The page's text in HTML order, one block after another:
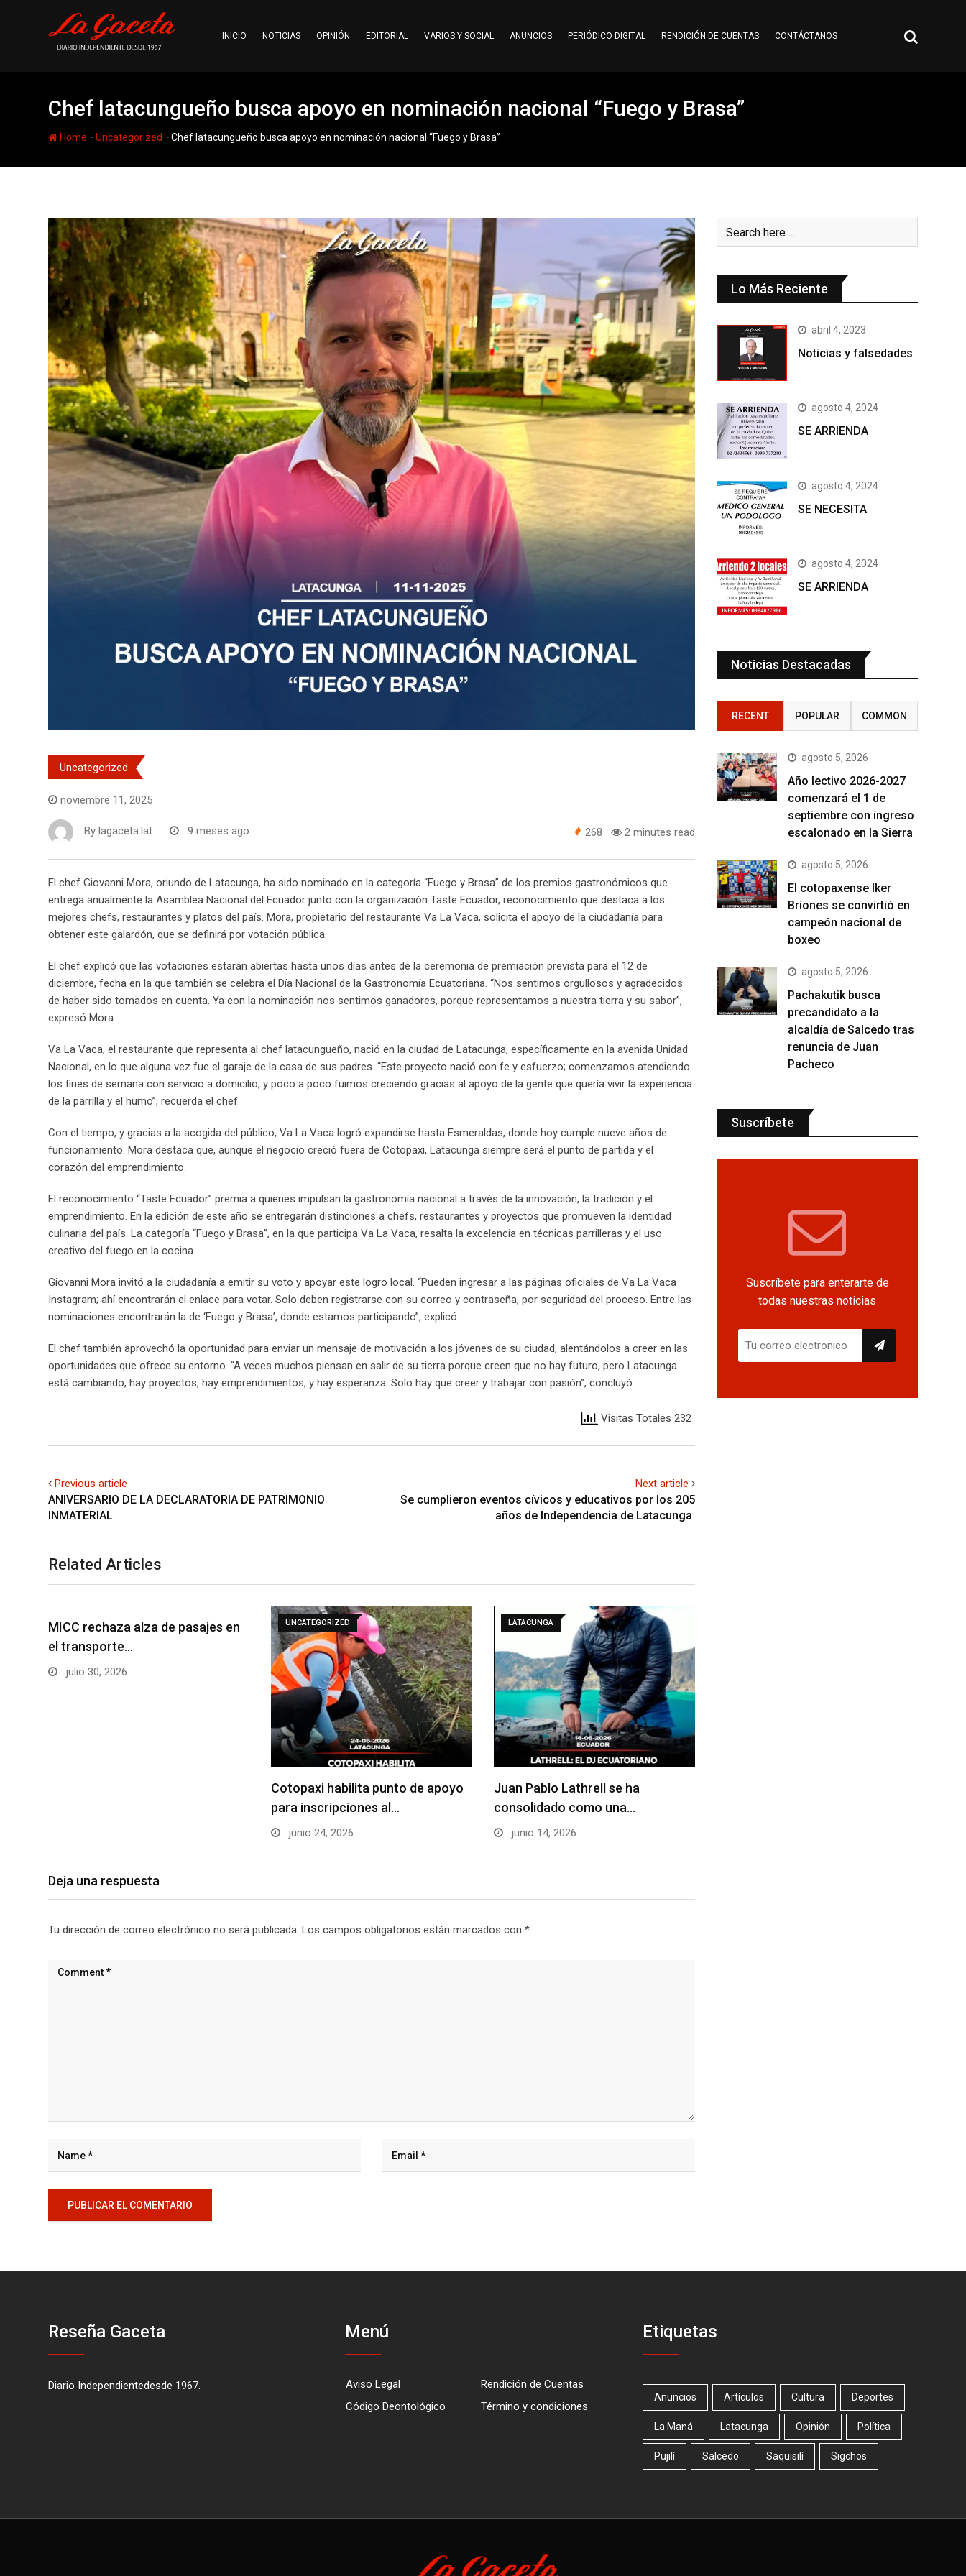
INICIO NOTICIAS OPINIÓN EDITORIAL VARIOS Y SOCIAL ANUNCIOS PERIÓDICO DIGITAL RENDICIÓN DE CUENTAS CONTÁCTANOS
Chef latacungueño busca apoyo en nominación nacional “Fuego y Brasa”
Home -Uncategorized -Chef latacungueño busca apoyo en nominación nacional “Fuego y Brasa”
Uncategorized
noviembre 11, 2025
By lagaceta.lat 9 meses ago 268 2 minutes read
El chef Giovanni Mora, oriundo de Latacunga, ha sido nominado en la categoría “Fuego y Brasa” de los premios gastronómicos que
entrega anualmente la Asamblea Nacional del Ecuador junto con la organización Taste Ecuador, reconocimiento que destaca a los
mejores chefs, restaurantes y platos del país. Mora, propietario del restaurante Va La Vaca, solicita el apoyo de la ciudadanía para
obtener este galardón, que se definirá por votación pública.
El chef explicó que las votaciones estarán abiertas hasta unos días antes de la ceremonia de premiación prevista para el 12 de
diciembre, fecha en la que también se celebra el Día Nacional de la Gastronomía Ecuatoriana. “Nos sentimos orgullosos y agradecidos
de haber sido tomados en cuenta. Ya con la nominación nos sentimos ganadores, porque representamos a nuestra tierra y su sabor”,
expresó Mora.
Va La Vaca, el restaurante que representa al chef latacungueño, nació en la ciudad de Latacunga, específicamente en la avenida Unidad
Nacional, en lo que alguna vez fue el garaje de la casa de sus padres. “Este proyecto nació con fe y esfuerzo; comenzamos atendiendo
los fines de semana con servicio a domicilio, y poco a poco fuimos creciendo gracias al apoyo de la gente que quería vivir la experiencia
de la parrilla y el humo”, recuerda el chef.
Con el tiempo, y gracias a la acogida del público, Va La Vaca logró expandirse hasta Esmeraldas, donde hoy cumple nueve años de
funcionamiento. Mora destaca que, aunque el negocio creció fuera de Cotopaxi, Latacunga siempre será el punto de partida y el
corazón del emprendimiento.
El reconocimiento “Taste Ecuador” premia a quienes impulsan la gastronomía nacional a través de la innovación, la tradición y el
emprendimiento. En la edición de este año se entregarán distinciones a chefs, restaurantes y proyectos que promueven la identidad
culinaria del país. La categoría “Fuego y Brasa”, en la que participa Va La Vaca, resalta la excelencia en técnicas parrilleras y el uso
creativo del fuego en la cocina.
Giovanni Mora invitó a la ciudadanía a emitir su voto y apoyar este logro local. “Pueden ingresar a las páginas oficiales de Va La Vaca
Instagram; ahí encontrarán el enlace para votar. Solo deben registrarse con su correo y contraseña, por seguridad del proceso. Entre las
nominaciones encontrarán la de ‘Fuego y Brasa’, donde estamos participando”, explicó.
El chef también aprovechó la oportunidad para enviar un mensaje de motivación a los jóvenes de su ciudad, alentándolos a creer en las
oportunidades que ofrece su entorno. “A veces muchos piensan en salir de su tierra porque creen que no hay futuro, pero Latacunga
está cambiando, hay proyectos, hay emprendimientos, y hay esperanza. Solo hay que creer y trabajar con pasión”, concluyó.
Visitas Totales 232
Previous article
ANIVERSARIO DE LA DECLARATORIA DE PATRIMONIO
INMATERIAL
Next article
Se cumplieron eventos cívicos y educativos por los 205
años de Independencia de Latacunga
Related Articles
MICC rechaza alza de pasajes en
el transporte…
julio 30, 2026
UNCATEGORIZED
Cotopaxi habilita punto de apoyo
para inscripciones al…
junio 24, 2026
LATACUNGA
Juan Pablo Lathrell se ha
consolidado como una…
junio 14, 2026
Deja una respuesta
Tu dirección de correo electrónico no será publicada. Los campos obligatorios están marcados con *
Lo Más Reciente
abril 4, 2023
Noticias y falsedades
agosto 4, 2024
SE ARRIENDA
agosto 4, 2024
SE NECESITA
agosto 4, 2024
SE ARRIENDA
Noticias Destacadas
RECENT POPULAR COMMON
agosto 5, 2026
Año lectivo 2026-2027
comenzará el 1 de
septiembre con ingreso
escalonado en la Sierra
agosto 5, 2026
El cotopaxense Iker
Briones se convirtió en
campeón nacional de
boxeo
agosto 5, 2026
Pachakutik busca
precandidato a la
alcaldía de Salcedo tras
renuncia de Juan
Pacheco
Suscríbete
Suscríbete para enterarte de
todas nuestras noticias
Reseña Gaceta
Diario Independientedesde 1967.
Menú
Aviso Legal
Rendición de Cuentas
Código Deontológico
Término y condiciones
Etiquetas
Anuncios Artículos Cultura Deportes
La Maná Latacunga Opinión Política
Pujilí Salcedo Saquisilí Sigchos